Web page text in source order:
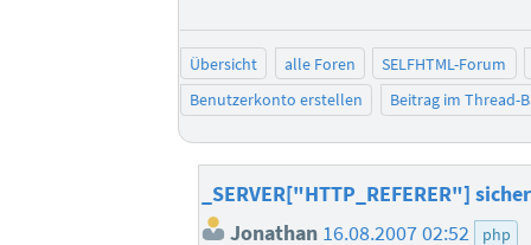
Übersicht alle Foren
SELFHTML-Forum
Benutzerkonto erstellen
Beitrag im Thread-
_SERVER["HTTP_REFERER"]
Jonathan 16.08.2007 02:52 php